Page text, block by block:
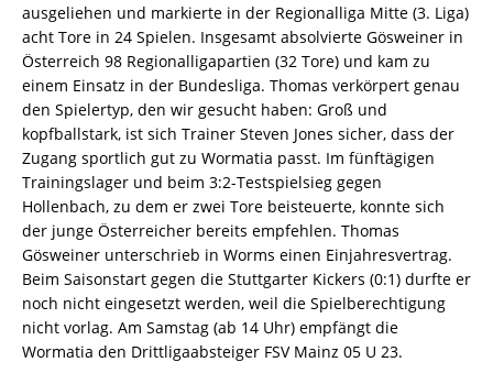
ausgeliehen und markierte in der Regionalliga Mitte (3. Liga)
acht Tore in 24 Spielen. Insgesamt absolvierte Gösweiner in
Österreich 98 Regionalligapartien (32 Tore) und kam zu
einem Einsatz in der Bundesliga. Thomas verkörpert genau
den Spielertyp, den wir gesucht haben: Groß und
kopfballstark, ist sich Trainer Steven Jones sicher, dass der
Zugang sportlich gut zu Wormatia passt. Im fünftägigen
Trainingslager und beim 3:2-Testspielsieg gegen
Hollenbach, zu dem er zwei Tore beisteuerte, konnte sich
der junge Österreicher bereits empfehlen. Thomas
Gösweiner unterschrieb in Worms einen Einjahresvertrag.
Beim Saisonstart gegen die Stuttgarter Kickers (0:1) durfte er
noch nicht eingesetzt werden, weil die Spielberechtigung
nicht vorlag. Am Samstag (ab 14 Uhr) empfängt die
Wormatia den Drittligaabsteiger FSV Mainz 05 U 23.